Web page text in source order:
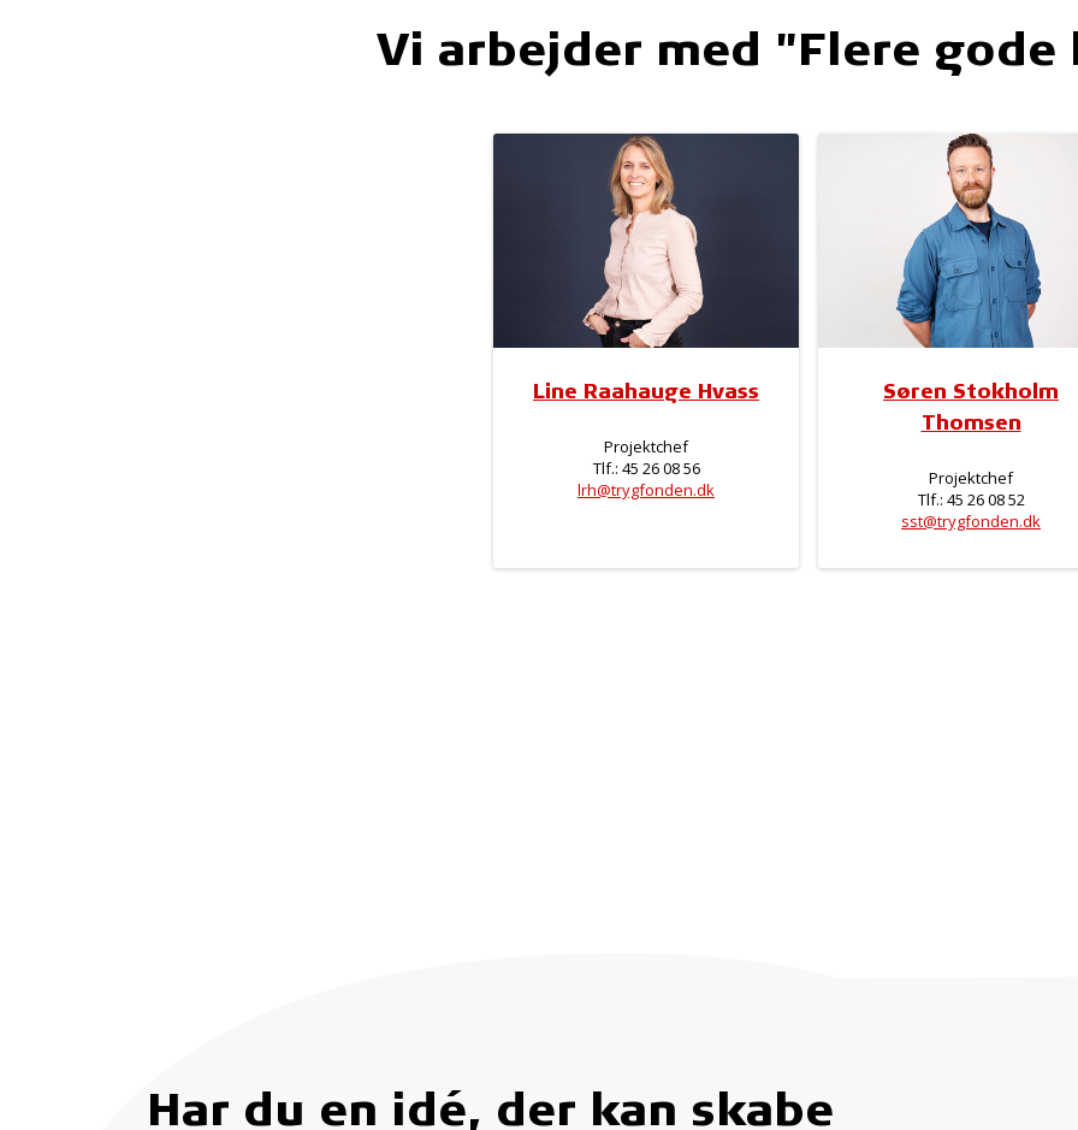
Vi arbejder med "Flere gode
Line Raahauge Hvass
Projektchef
Tlf.: 45 26 08 56
lrh@trygfonden.dk
Søren Stokholm
Thomsen
Projektchef
Tlf.: 45 26 08 52
sst@trygfonden.dk
Har du en idé, der kan skabe